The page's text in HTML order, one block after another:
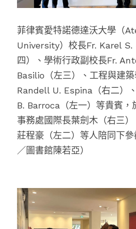
菲律賓愛特諾德達沃大學（
University）校長Fr. Karel
四）、學術行政副校長Fr.
Basilio（左三）、工程與建
Randell U. Espina（右二）
B. Barroca（左一）等貴賓 ，
事務處國際長葉劍木（右三
莊程豪（左二）等人陪同下
／圖書館陳若亞）